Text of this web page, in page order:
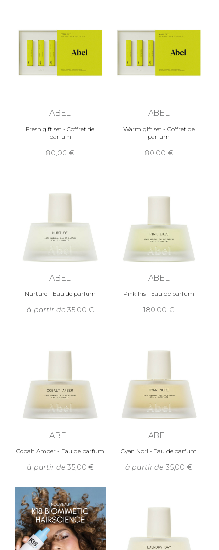
ABEL
Fresh gift set - Coffret de
parfum
80,00
ABEL
Warm gift set - Coffret de
parfum
80,00
ABEL
Nurture - Eau de parfum
à partir de 35,00
ABEL
Pink Iris - Eau de parfum
180,00
ABEL
Cobalt Amber - Eau de parfum
à partir de 35,00
ABEL
Cyan Nori - Eau de parfum
à partir de 35,00